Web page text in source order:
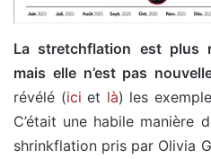
La stretchflation est plus
mais elle n’est pas
révélé (iciet là) les
C’était une habile manière
shrinkflation pris par Olivia